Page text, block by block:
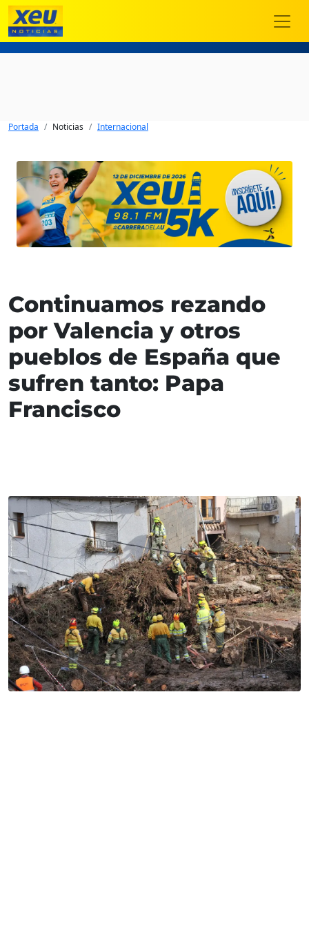
Portada Noticias Internacional
Continuamos rezando
por Valencia y otros
pueblos de España que
sufren tanto: Papa
Francisco